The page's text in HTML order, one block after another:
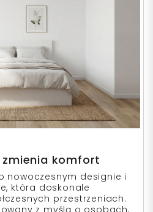
komfort
nowoczesnym designie i
która doskonale
przestrzeniach.
z myślą o osobach,